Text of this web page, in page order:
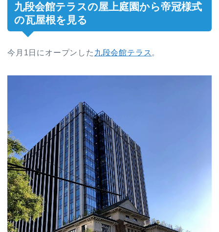
九段会館テラスの屋上庭園から帝冠様式
の瓦屋根を見る
今月1日にオープンした 九段会館テラス 。